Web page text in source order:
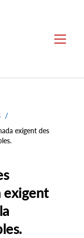
Menu
/
exigent des
exigent